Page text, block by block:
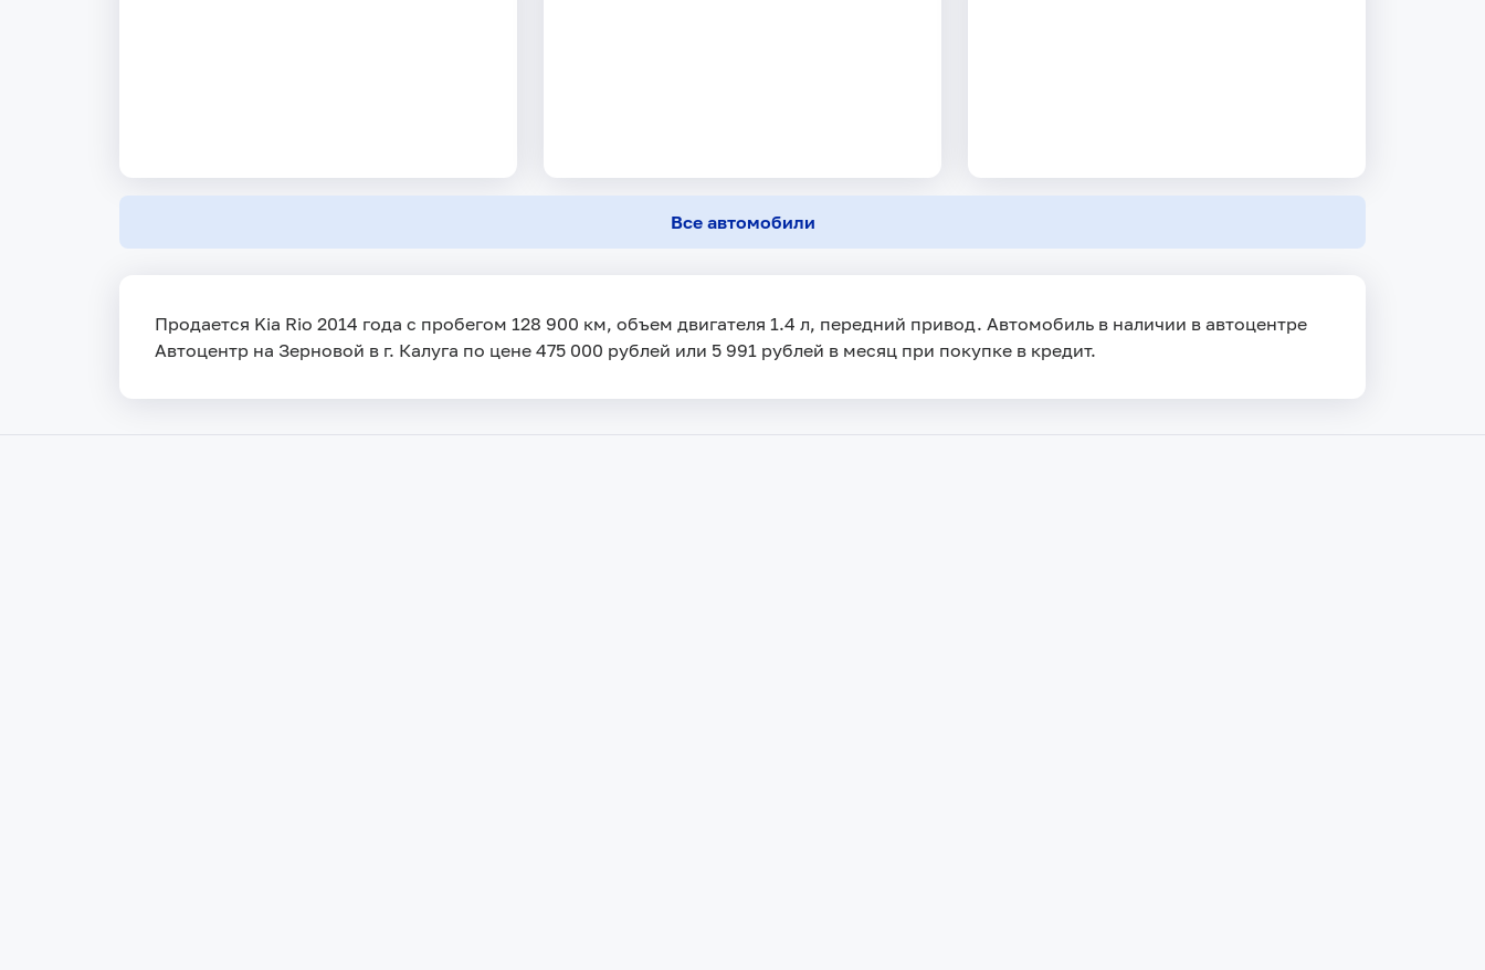
Все автомобили
Продается Kia Rio 2014 года с пробегом 128 900 км, объем двигателя 1.4 л, передний привод. Автомобиль в наличии в автоцентре
Автоцентр на Зерновой в г. Калуга по цене 475 000 рублей или 5 991 рублей в месяц при покупке в кредит.